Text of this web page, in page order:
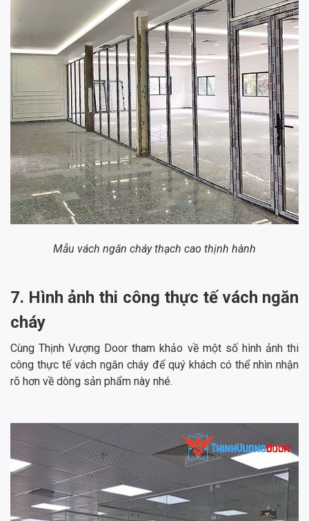
Mẫu vách ngăn cháy thạch cao thịnh hành
7. Hình ảnh thi công thực tế vách ngăn
cháy
Cùng Thịnh Vượng Door tham khảo về một số hình ảnh thi
công thực tế vách ngăn cháy để quý khách có thể nhìn nhận
rõ hơn về dòng sản phẩm này nhé.